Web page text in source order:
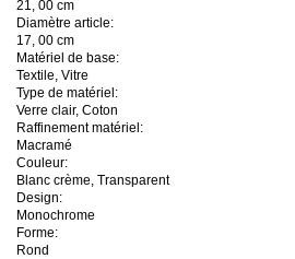
21, 00 cm
Diamètre article:
17, 00 cm
Matériel de base:
Textile, Vitre
Type de matériel:
Verre clair, Coton
Raffinement matériel:
Macramé
Couleur:
Blanc crème, Transparent
Design:
Monochrome
Forme:
Rond